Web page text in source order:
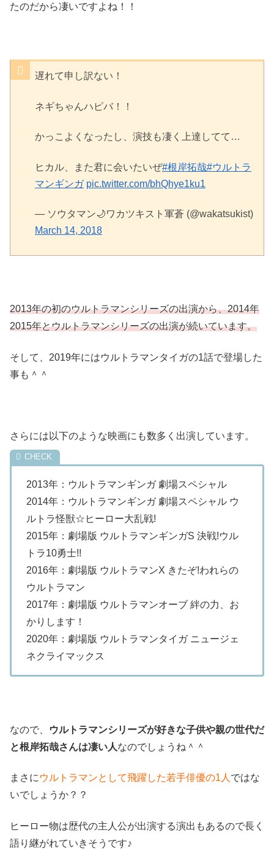
たのだから凄いですよね！！
遅れて申し訳ない！
ネギちゃんハピバ！！
かっこよくなったし、演技も凄く上達してて…
ヒカル、また君に会いたいぜ#根岸拓哉#ウルトラ
マンギンガ pic.twitter.com/bhQhye1ku1
— ソウタマン🌙ワカツキスト軍蒼 (@wakatsukist)
March 14, 2018
2013年の初のウルトラマンシリーズの出演から、2014年
2015年とウルトラマンシリーズの出演が続いています。
そして、2019年にはウルトラマンタイガの1話で登場した
事も＾＾
さらには以下のような映画にも数多く出演しています。
2013年：ウルトラマンギンガ 劇場スペシャル
2014年：ウルトラマンギンガ 劇場スペシャル ウ
ルトラ怪獣☆ヒーロー大乱戦!
2015年：劇場版 ウルトラマンギンガS 決戦!ウル
トラ10勇士!!
2016年：劇場版 ウルトラマンX きたぞ!われらの
ウルトラマン
2017年：劇場版 ウルトラマンオーブ 絆の力、お
かりします！
2020年：劇場版 ウルトラマンタイガ ニュージェ
ネクライマックス
なので、
ウルトラマンシリーズが好きな子供や親の世代だ
と根岸拓哉さんは凄い人なのでしょうね＾＾
まさにウルトラマンとして飛躍した若手俳優の1人ではな
いでしょうか？？
ヒーロー物は歴代の主人公が出演する演出もあるので長く
語り継がれていきそうです♪